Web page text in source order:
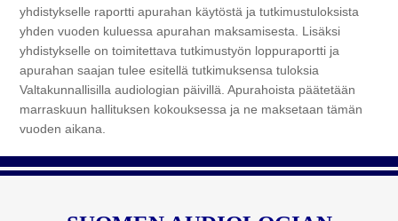
yhdistykselle raportti apurahan käytöstä ja tutkimustuloksista
yhden vuoden kuluessa apurahan maksamisesta. Lisäksi
yhdistykselle on toimitettava tutkimustyön loppuraportti ja
apurahan saajan tulee esitellä tutkimuksensa tuloksia
Valtakunnallisilla audiologian päivillä. Apurahoista päätetään
marraskuun hallituksen kokouksessa ja ne maksetaan tämän
vuoden aikana.